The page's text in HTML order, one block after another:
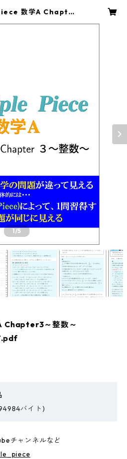
数学A Chapter
1/5
Chapter3～整数～
バイト)
チャンネルなど